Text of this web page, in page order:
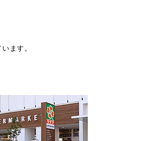
ます。